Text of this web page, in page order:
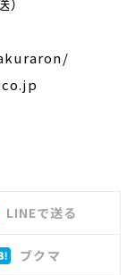
LINEで送る
ブクマ